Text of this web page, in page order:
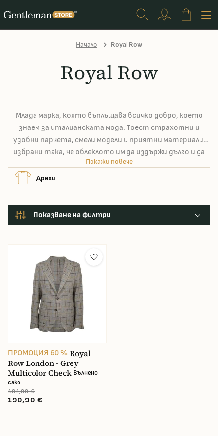
Начало Royal Row
Royal Row
Млада марка, която въплъщава всичко добро, което
знаем за италианската мода. Тоест страхотни и
удобни парчета, смели модели и приятни материали,
избрани така, че облеклото им да издържи дълго и да
изглежда чудесно. Освен това, тяхното производство
да е в същото време устойчиво.
Покажи повече
Дрехи
Показване на филтри
cena
189.93 €
ПРОМОЦИЯ 60 % Royal
Row London - Grey
Multicolor Check Вълнено
сако
484,90 €
190,90 €